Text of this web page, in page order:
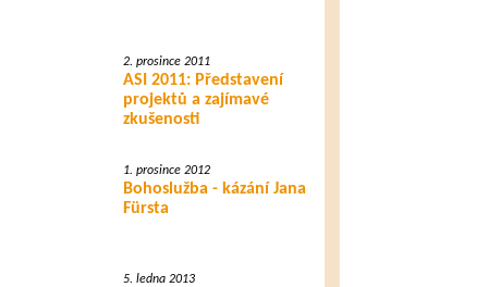
2. prosince 2011
ASI 2011: Představení
projektů a zajímavé
zkušenosti
1. prosince 2012
Bohoslužba - kázání Jana
Fürsta
5. ledna 2013